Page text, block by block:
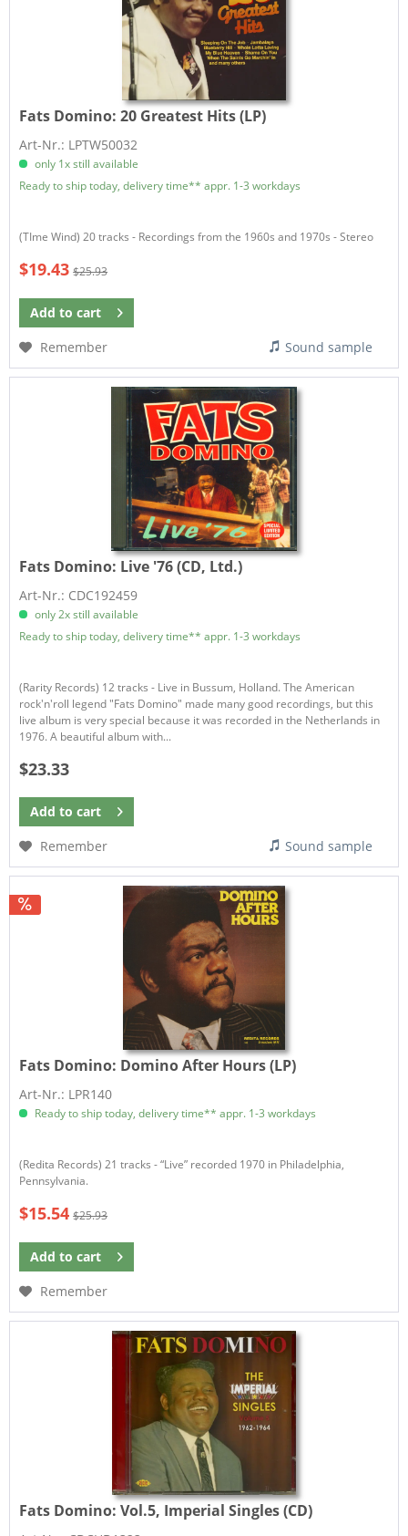
Fats Domino: 20 Greatest Hits (LP)
Art-Nr.: LPTW50032
only 1x still available
Ready to ship today, delivery time** appr. 1-3 workdays
(TIme Wind) 20 tracks - Recordings from the 1960s and 1970s - Stereo
$19.43 $25.93
Add to cart
Remember
Sound sample
Fats Domino: Live '76 (CD, Ltd.)
Art-Nr.: CDC192459
only 2x still available
Ready to ship today, delivery time** appr. 1-3 workdays
(Rarity Records) 12 tracks - Live in Bussum, Holland. The American
rock'n'roll legend "Fats Domino" made many good recordings, but this
live album is very special because it was recorded in the Netherlands in
1976. A beautiful album with...
$23.33
Add to cart
Remember
Sound sample
Fats Domino: Domino After Hours (LP)
Art-Nr.: LPR140
Ready to ship today, delivery time** appr. 1-3 workdays
(Redita Records) 21 tracks - “Live” recorded 1970 in Philadelphia,
Pennsylvania.
$15.54 $25.93
Add to cart
Remember
Fats Domino: Vol.5, Imperial Singles (CD)